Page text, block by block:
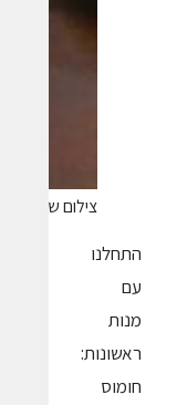
צילום שחר בן-
התחלנו
עם
מנות
ראשונות:
חומוס